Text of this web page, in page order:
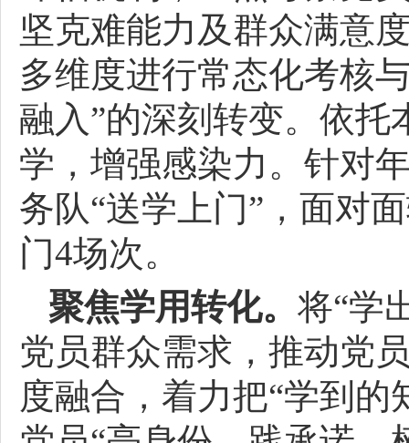
坚克难能力及群众满意
多维度进行常态化考核
融入”的深刻转变。依托
学，增强感染力。针对
务队“送学上门”，面对
门4场次。
聚焦学用转化。 将“学
党员群众需求，推动党
度融合，着力把“学到的